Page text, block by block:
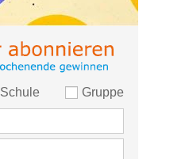
Schule Gruppe